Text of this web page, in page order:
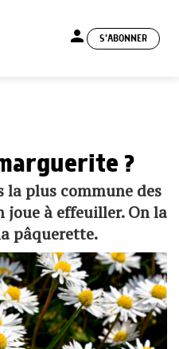
person S'ABONNER
?
la plus commune des
joue à effeuiller. On la
pâquerette.